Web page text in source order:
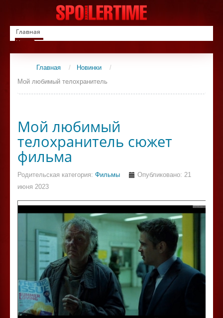
Главная
Новинки
Список фильмов
СериалыГлавная / Новинки
/
Мой любимый телохранитель
Мой любимый
телохранитель сюжет
фильма
Родительская категория: Фильмы
Опубликовано: 21
июня 2023